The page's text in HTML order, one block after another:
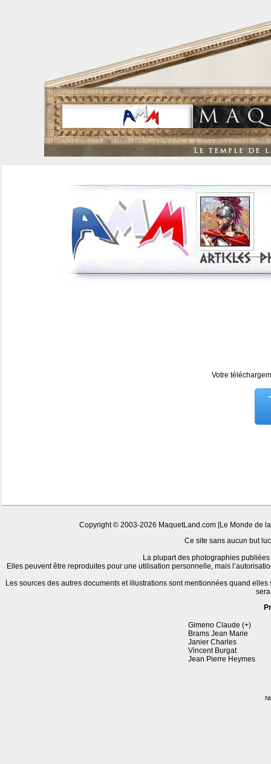
Votre
Copyright © 2003-2026 MaquetLand.com [Le Monde de
Ce site sans aucun but
La plupart des photographies
Elles peuvent être reproduites pour une utilisation personnelle, mais
Les sources des autres documents et illustrations sont mentionnées quand
Gimeno Claude (+)
Brams Jean Marie
Janier Charles
Vincent Burgat
Jean Pierre Heymes